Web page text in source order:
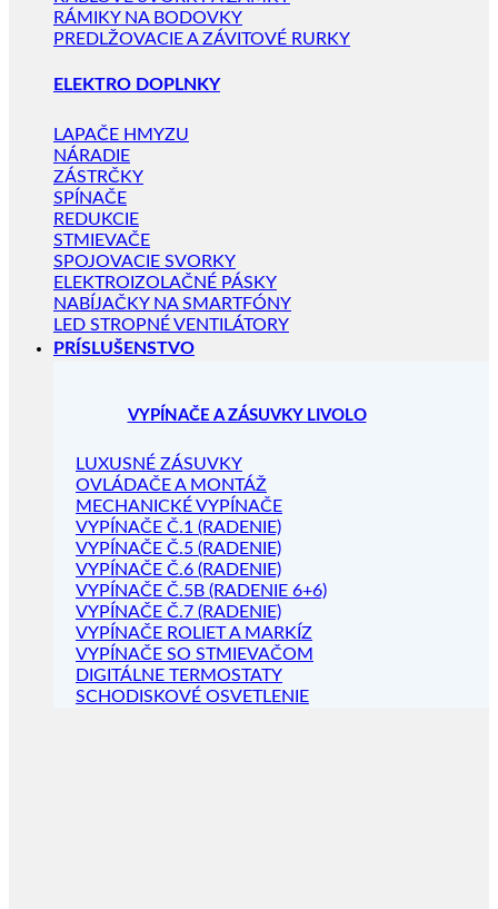
RÁMIKY NA BODOVKY
PREDLŽOVACIE A ZÁVITOVÉ RURKY
ELEKTRO DOPLNKY
LAPAČE HMYZU
NÁRADIE
ZÁSTRČKY
SPÍNAČE
REDUKCIE
STMIEVAČE
SPOJOVACIE SVORKY
ELEKTROIZOLAČNÉ PÁSKY
NABÍJAČKY NA SMARTFÓNY
LED STROPNÉ VENTILÁTORY
PRÍSLUŠENSTVO
VYPÍNAČE A ZÁSUVKY LIVOLO
LUXUSNÉ ZÁSUVKY
OVLÁDAČE A MONTÁŽ
MECHANICKÉ VYPÍNAČE
VYPÍNAČE Č.1 (RADENIE)
VYPÍNAČE Č.5 (RADENIE)
VYPÍNAČE Č.6 (RADENIE)
VYPÍNAČE Č.5B (RADENIE 6+6)
VYPÍNAČE Č.7 (RADENIE)
VYPÍNAČE ROLIET A MARKÍZ
VYPÍNAČE SO STMIEVAČOM
DIGITÁLNE TERMOSTATY
SCHODISKOVÉ OSVETLENIE